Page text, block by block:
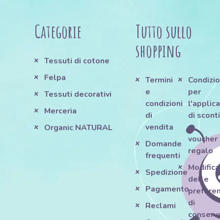
Categorie
Tessuti di cotone
Felpa
Tessuti decorativi
Merceria
Organic NATURAL
Tutto sullo
shopping
Termini
e
condizioni
di
vendita
Domande
frequenti
Spedizione
Pagamento
Reclami
per
di sconti
e
voucher
regalo
Modifica
delle
di